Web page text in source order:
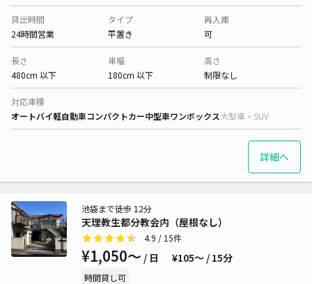
貸出時間
24時間営業
タイプ
平置き
再入庫
可
長さ
480cm 以下
車幅
180cm 以下
高さ
制限なし
対応車種
オートバイ軽自動車コンパクトカー中型車ワンボックス大型車・SUV
詳細へ
天理教生都分教会内（屋根なし）
池袋まで徒歩 12分
4.9 / 15件
¥1,050〜 / 日 ¥105〜 / 15分
時間貸し可